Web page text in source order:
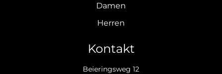
Damen
Herren
Kontakt
Beieringsweg 12